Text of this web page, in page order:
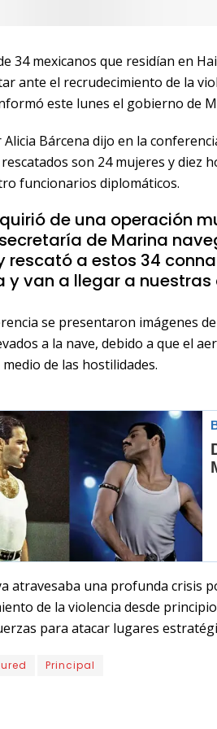
34 mexicanos que residían en
ante el recrudecimiento de la
este lunes el gobierno de
Alicia Bárcena dijo en la
son 24 mujeres y diez
funcionarios diplomáticos.
de una operación
de Marina
rescató a estos 34
y van a llegar a
se presentaron imágenes
a la nave, debido a que el
de las hostilidades.
atravesaba una profunda crisis
de la violencia desde
para atacar lugares
Principal